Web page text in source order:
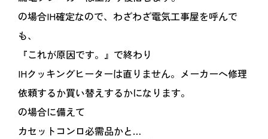
の場合IH確定なので、わざわざ電気工事屋を呼んで
も、
『これが原因です。』で終わり
IHクッキングヒーターは直りません。メーカーへ修理
依頼するか買い替えするかになります。
の場合に備えて
カセットコンロ必需品かと…